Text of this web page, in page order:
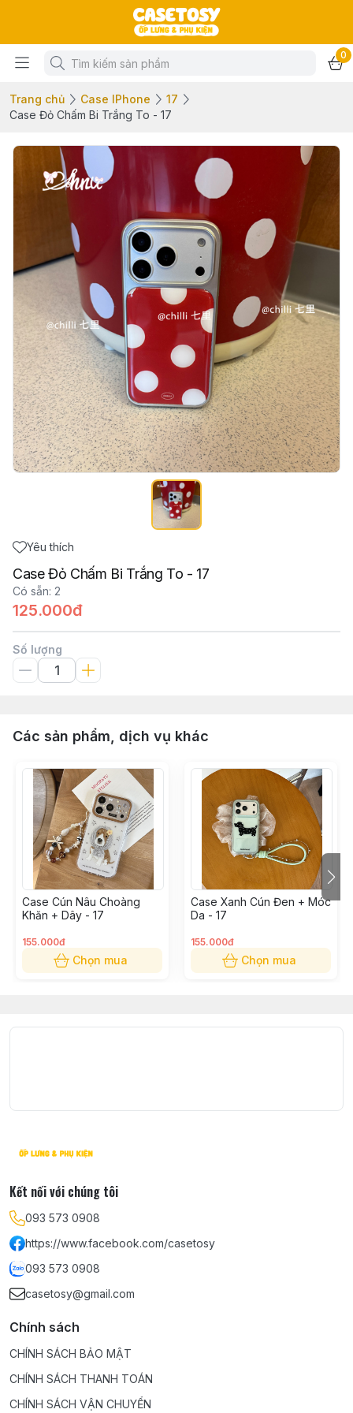
0
Trang chủ Case IPhone
17
Case Đỏ Chấm Bi Trắng To - 17
Yêu thích
Case Đỏ Chấm Bi Trắng To - 17
Có sẵn: 2
125.000đ
Số lượng
Các sản phẩm, dịch vụ khác
Case Cún Nâu Choàng
Khăn + Dây - 17
155.000đ
Chọn mua
Case Xanh Cún Đen + Móc
Da - 17
155.000đ
Chọn mua
Kết nối với chúng tôi
093 573 0908
https://www.facebook.com/casetosy
093 573 0908
casetosy@gmail.com
Chính sách
CHÍNH SÁCH BẢO MẬT
CHÍNH SÁCH THANH TOÁN
CHÍNH SÁCH VẬN CHUYỂN